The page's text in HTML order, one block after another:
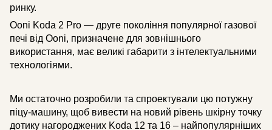
ринку.
Ooni Koda 2 Pro — друге покоління популярної газової
печі від Ooni, призначене для зовнішнього
використання, має великі габарити з інтелектуальними
технологіями.
Ми остаточно розробили та спроектували цю потужну
піцу-машину, щоб вивести на новий рівень шкірну точку
дотику нагороджених Koda 12 та 16 – найпопулярніших